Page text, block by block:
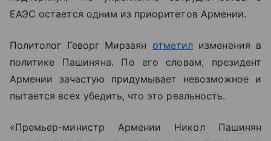
ЕАЭС остается одним из приоритетов Армении.
Политолог Геворг Мирзаян отметил изменения в
политике Пашиняна. По его словам, президент
Армении зачастую придумывает невозможное и
пытается всех убедить, что это реальность.
«Премьер-министр Армении Никол Пашинян